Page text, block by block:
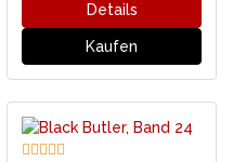
Details
Kaufen